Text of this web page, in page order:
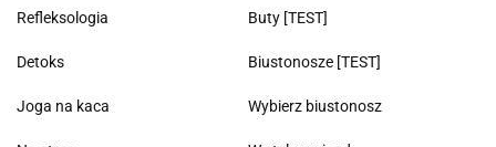
Refleksologia
Detoks
Joga na kaca
Buty [TEST]
Biustonosze [TEST]
Wybierz biustonosz